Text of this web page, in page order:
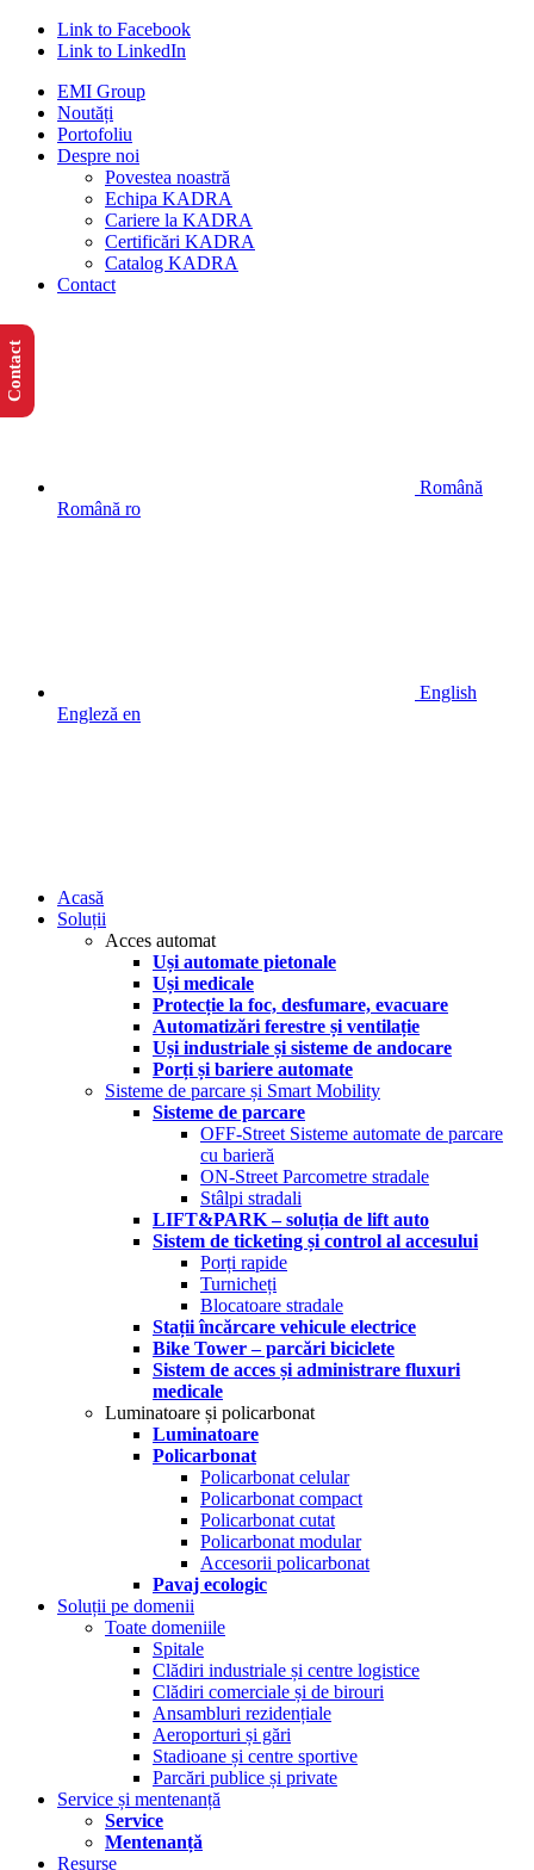
Link to Facebook
Link to LinkedIn
EMI Group
Noutăți
Portofoliu
Despre noi
Povestea noastră
Echipa KADRA
Cariere la KADRA
Certificări KADRA
Catalog KADRA
Contact
Română
Română ro
English
Engleză en
Acasă
Soluții
Acces automat
Uși automate pietonale
Uși medicale
Protecție la foc, desfumare, evacuare
Automatizări ferestre și ventilație
Uși industriale și sisteme de andocare
Porți și bariere automate
Sisteme de parcare și Smart Mobility
Sisteme de parcare
OFF-Street Sisteme automate de parcare
cu barieră
ON-Street Parcometre stradale
Stâlpi stradali
LIFT&PARK – soluția de lift auto
Sistem de ticketing și control al accesului
Porți rapide
Turnicheți
Blocatoare stradale
Stații încărcare vehicule electrice
Bike Tower – parcări biciclete
Sistem de acces și administrare fluxuri
medicale
Luminatoare și policarbonat
Luminatoare
Policarbonat
Policarbonat celular
Policarbonat compact
Policarbonat cutat
Policarbonat modular
Accesorii policarbonat
Pavaj ecologic
Soluții pe domenii
Toate domeniile
Spitale
Clădiri industriale și centre logistice
Clădiri comerciale și de birouri
Ansambluri rezidențiale
Aeroporturi și gări
Stadioane și centre sportive
Parcări publice și private
Service și mentenanță
Service
Mentenanță
Resurse
Contact